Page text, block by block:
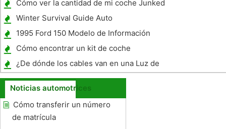
Cómo ver la cantidad de mi coche Junked
vale más en línea
Winter Survival Guide Auto
1995 Ford 150 Modelo de Información
Cómo encontrar un kit de coche
¿De dónde los cables van en una Luz de
Sincronización ?
Noticias automotrices
Cómo transferir un número
de matrícula